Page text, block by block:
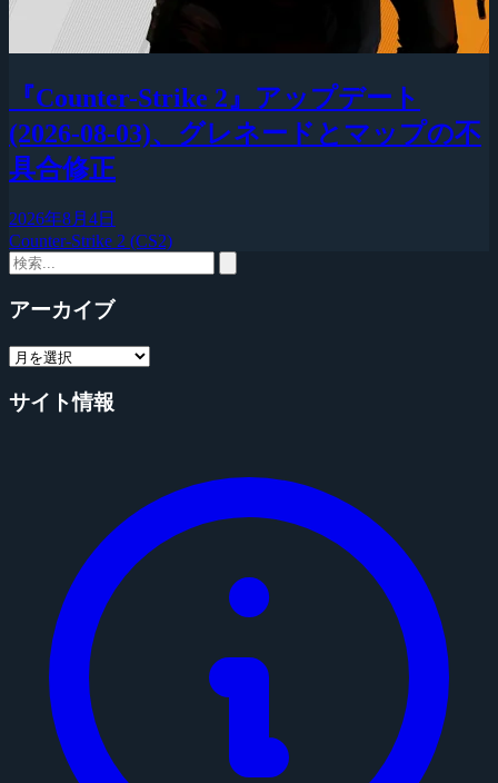
『Counter-Strike 2』アップデート
(2026-08-03)、グレネードとマップの不
具合修正
2026年8月4日
Counter-Strike 2 (CS2)
アーカイブ
サイト情報